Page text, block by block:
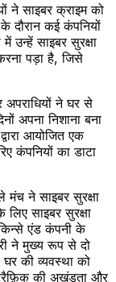
ने साइबर क्राइम को
दौरान कई कंपनियों
उन्हें साइबर सुरक्षा
पड़ा है, जिसे
अपराधियों ने घर से
अपना निशाना बना
आयोजित एक
कंपनियों का डाटा
मंच ने साइबर सुरक्षा
साइबर सुरक्षा
एंड कंपनी के
ने मुख्य रूप से दो
की व्यवस्था को
की अखंडता और